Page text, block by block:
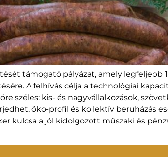
támogató pályázat, amely legfeljebb
A felhívás célja a technológiai
széles: kis- és nagyvállalkozások,
öko-profil és kollektív beruházás
kulcsa a jól kidolgozott műszaki és